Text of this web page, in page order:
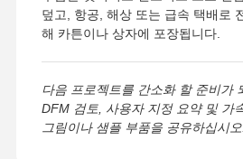
덮고, 항공, 해상 또는 급속 택배로
해 카튼이나 상자에 포장됩니다.
다음 프로젝트를 간소화 할 준비가
DFM 검토, 사용자 지정 요약 및 가
그림이나 샘플 부품을 공유하십시오.